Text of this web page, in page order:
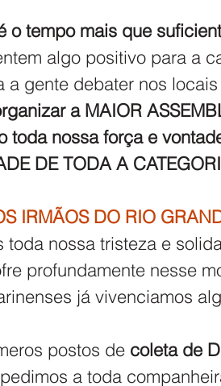
o tempo mais que
algo positivo para a
a gente debater nos
a MAIOR
toda nossa força e
DE TODA A
IRMÃOS DO RIO
toda nossa tristeza e
profundamente nesse
já vivenciamos
postos de coleta de
a toda